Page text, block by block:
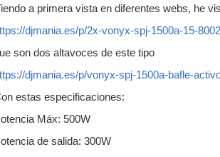
a primera vista en diferentes webs, he
djmania.es/p/2x-vonyx-spj-1500a-15-
son dos altavoces de este tipo
djmania.es/p/vonyx-spj-1500a-bafle-
estas especificaciones:
Máx: 500W
de salida: 300W